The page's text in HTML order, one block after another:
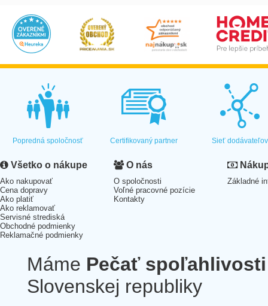
Popredná spoločnosť Certifikovaný partner Sieť dodávateľov
Všetko o nákupe
Ako nakupovať
Cena dopravy
Ako platiť
Ako reklamovať
Servisné strediská
Obchodné podmienky
Reklamačné podmienky
O nás
O spoločnosti
Voľné pracovné pozície
Kontakty
Základné
Máme Pečať spoľahlivosti
Slovenskej republiky